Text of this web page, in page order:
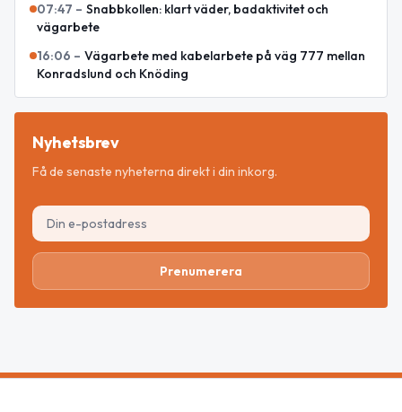
07:47 – Snabbkollen: klart väder, badaktivitet och
vägarbete
16:06 – Vägarbete med kabelarbete på väg 777 mellan
Konradslund och Knöding
Nyhetsbrev
Få de senaste nyheterna direkt i din inkorg.
Prenumerera